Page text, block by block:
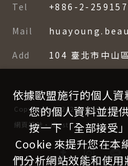
Tel
+886-2-
Mail
Add
104 臺北市中山
Copyright © 2026 –
網頁設計 ‧ iBest
依據歐盟施行的個人
您的個人資料並提
按一下「全部接受
Cookie 來提升您在本
們分析網站效能和使